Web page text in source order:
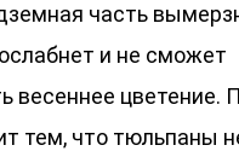
часть
и не сможет
весеннее цветение.
тем, что тюльпаны